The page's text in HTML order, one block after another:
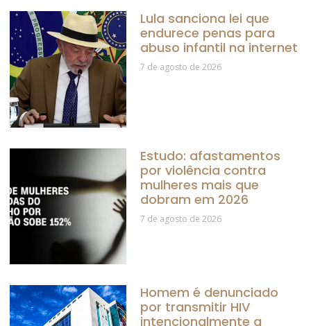
Lula sanciona lei que
endurece penas para
abuso infantil na internet
7 de agosto de 2026
Estudo: afastamentos
por violência contra
mulheres mais que
dobram em 2026
7 de agosto de 2026
Homem é denunciado
por transmitir HIV
intencionalmente a